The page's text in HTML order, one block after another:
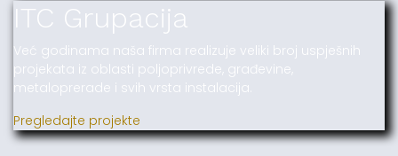
ITC Grupacija
Već godinama naša firma realizuje veliki broj uspješnih
projekata iz oblasti poljoprivrede, građevine,
metaloprerade i svih vrsta instalacija.
Pregledajte projekte